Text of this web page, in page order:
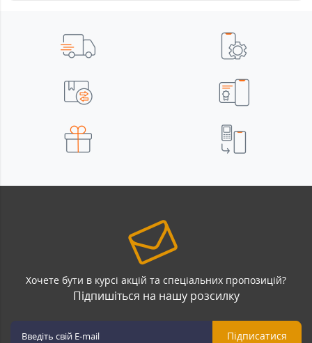
Хочете бути в курсі акцій та спеціальних пропозицій?
Підпишіться на нашу розсилку
Підписатися